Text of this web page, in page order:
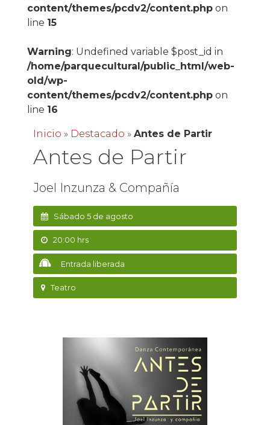
content/themes/pcdv2/content.phpon
line 15
Warning: Undefined variable $post_id in
/home/parquecultural/public_html/web-
old/wp-
content/themes/pcdv2/content.phpon
line 16
Inicio » Destacado » Antes de Partir
Antes de Partir
Joel Inzunza & Compañía
Sábado 5 de agosto
20:00 hrs
Entrada liberada
Teatro